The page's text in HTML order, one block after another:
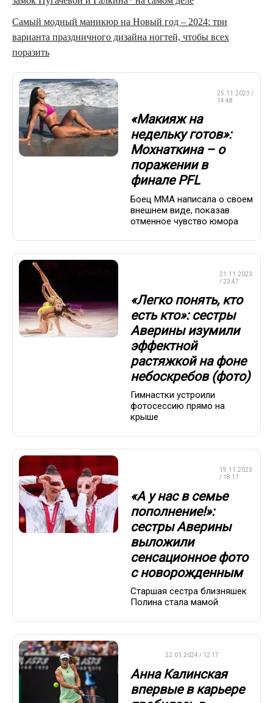
Самый модный маникюр на Новый год – 2024: три
варианта праздничного дизайна ногтей, чтобы всех
поразить
25.11.2023 /
14:48
«Макияж на
недельку готов»:
Мохнаткина – о
поражении в
финале PFL
Боец ММА написала о своем
внешнем виде, показав
отменное чувство юмора
21.11.2023
/ 23:47
«Легко понять, кто
есть кто»: сестры
Аверины изумили
эффектной
растяжкой на фоне
небоскребов (фото)
Гимнастки устроили
фотосессию прямо на
крыше
19.11.2023
/ 18:17
«А у нас в семье
пополнение!»:
сестры Аверины
выложили
сенсационное фото
с новорожденным
Старшая сестра близняшек
Полина стала мамой
22.01.2024 / 12:17
Анна Калинская
впервые в карьере